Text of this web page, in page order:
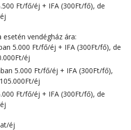
Ft/fő/éj + IFA (300Ft/fő), de
vendégház ára:
5.000 Ft/fő/éj + IFA (300Ft/fő), de
éj
5.000 Ft/fő/éj + IFA (300Ft/fő),
éj
Ft/fő/éj + IFA (300Ft/fő), de
éj